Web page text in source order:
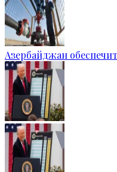
Азербайджан